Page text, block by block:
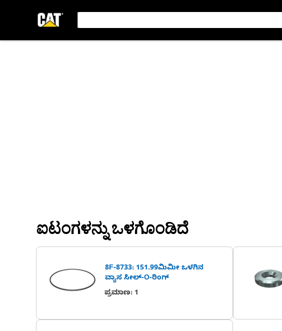
ಐಟಂಗಳನ್ನು ಒಳಗೊಂಡಿದೆ
8F-8733: 151.99ಮಿಮೀ ಒಳಗಿನ
ವ್ಯಾಸ ಸೀಲ್-O-ರಿಂಗ್
ಪ್ರಮಾಣ: 1